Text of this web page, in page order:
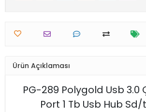
Ürün Açıklaması
PG-289 Polygold Usb 3.0
Port 1 Tb Usb Hub Sd/